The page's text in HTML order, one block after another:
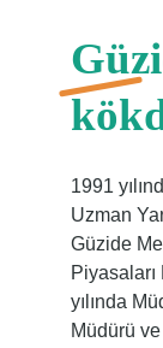
1991
Uzman
Güzide
Piyasaları
yılında
Müdürü